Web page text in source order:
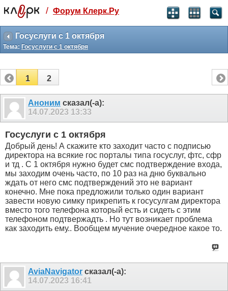
Святые угодники, Клерк без рекламы
прекрасен:)
месяц
3 месяца
259 ₽
-10%
полгода
499 ₽
-15%
Отмена Оплатить
/ Форум Клерк.Ру
Госуслуги с 1 октября
Тема: Госуслуги с 1 октября
1 2
Аноним сказал(-а):
14.07.2023 13:33
Госуслуги с 1 октября
Добрый день! А скажите кто заходит часто с подписью
директора на всякие гос порталы типа госуслуг, фтс, сфр
и тд . С 1 октября нужно будет смс подтверждение входа,
мы заходим очень часто, по 10 раз на дню буквально
ждать от него смс подтверждений это не вариант
конечно. Мне пока предложили только один вариант
завести новую симку прикрепить к госусулгам директора
вместо того телефона который есть и сидеть с этим
телефоном подтвержадть . Но тут возникает проблема
как заходить ему.. Вообщем мучение очередное какое то.
AviaNavigator сказал(-а):
14.07.2023 16:41